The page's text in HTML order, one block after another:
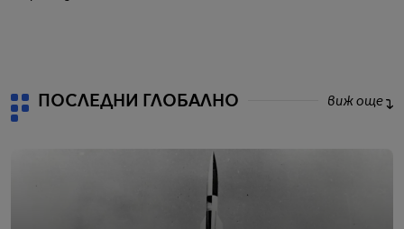
ПОСЛЕДНИ ГЛОБАЛНО виж още